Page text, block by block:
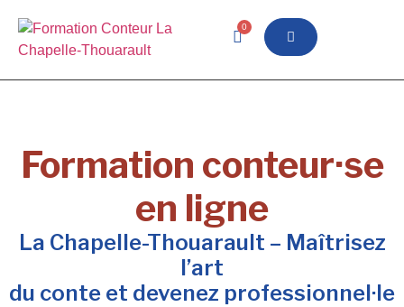
0
Formation conteur·se
en ligne
La Chapelle-Thouarault – Maîtrisez
l’art
du conte et devenez professionnel·le